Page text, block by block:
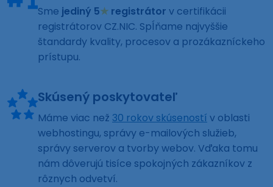
Sme jediný 5★ registrátor v certifikácii
registrátorov CZ.NIC. Spĺňame najvyššie
štandardy kvality, procesov a prozákazníckeho
prístupu.
Skúsený poskytovateľ
Máme viac než 30 rokov skúseností v oblasti
webhostingu, správy e-mailových služieb,
správy serverov a tvorby webov. Vďaka tomu
nám dôverujú tisíce spokojných zákazníkov z
rôznych odvetví.